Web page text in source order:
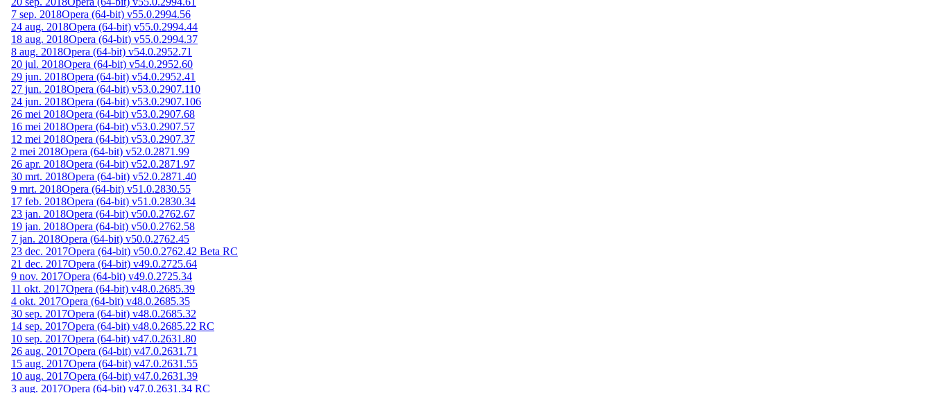
7 sep. 2018Opera (64-bit) v55.0.2994.56
24 aug. 2018Opera (64-bit) v55.0.2994.44
18 aug. 2018Opera (64-bit) v55.0.2994.37
8 aug. 2018Opera (64-bit) v54.0.2952.71
20 jul. 2018Opera (64-bit) v54.0.2952.60
29 jun. 2018Opera (64-bit) v54.0.2952.41
27 jun. 2018Opera (64-bit) v53.0.2907.110
24 jun. 2018Opera (64-bit) v53.0.2907.106
26 mei 2018Opera (64-bit) v53.0.2907.68
16 mei 2018Opera (64-bit) v53.0.2907.57
12 mei 2018Opera (64-bit) v53.0.2907.37
2 mei 2018Opera (64-bit) v52.0.2871.99
26 apr. 2018Opera (64-bit) v52.0.2871.97
30 mrt. 2018Opera (64-bit) v52.0.2871.40
9 mrt. 2018Opera (64-bit) v51.0.2830.55
17 feb. 2018Opera (64-bit) v51.0.2830.34
23 jan. 2018Opera (64-bit) v50.0.2762.67
19 jan. 2018Opera (64-bit) v50.0.2762.58
7 jan. 2018Opera (64-bit) v50.0.2762.45
23 dec. 2017Opera (64-bit) v50.0.2762.42 Beta RC
21 dec. 2017Opera (64-bit) v49.0.2725.64
9 nov. 2017Opera (64-bit) v49.0.2725.34
11 okt. 2017Opera (64-bit) v48.0.2685.39
4 okt. 2017Opera (64-bit) v48.0.2685.35
30 sep. 2017Opera (64-bit) v48.0.2685.32
14 sep. 2017Opera (64-bit) v48.0.2685.22 RC
10 sep. 2017Opera (64-bit) v47.0.2631.80
26 aug. 2017Opera (64-bit) v47.0.2631.71
15 aug. 2017Opera (64-bit) v47.0.2631.55
10 aug. 2017Opera (64-bit) v47.0.2631.39
3 aug. 2017Opera (64-bit) v47.0.2631.34 RC